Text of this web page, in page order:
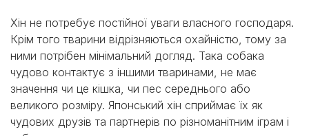
Хін не потребує постійної уваги власного господаря.
Крім того тварини відрізняються охайністю, тому за
ними потрібен мінімальний догляд. Така собака
чудово контактує з іншими тваринами, не має
значення чи це кішка, чи пес середнього або
великого розміру. Японський хін сприймає їх як
чудових друзів та партнерів по різноманітним іграм і